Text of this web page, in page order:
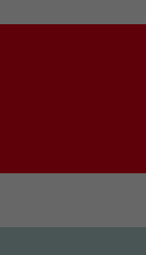
Seite